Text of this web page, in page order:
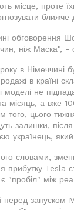
місце, проте
ближче
обговорення
ніж Маска", -
в Німеччині
в країні
моделі не
місяць, а вже
того, цього
залишки,
українець,
словами,
прибутку Tesla
"пробіл" між
перед запуском